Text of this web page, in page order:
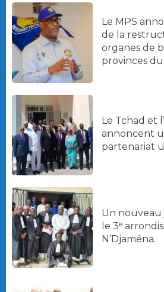
Le MPS
de la
organes de
provinces
Le Tchad et
annoncent
partenariat
Un
le 3ᵉ
N’Djaména.